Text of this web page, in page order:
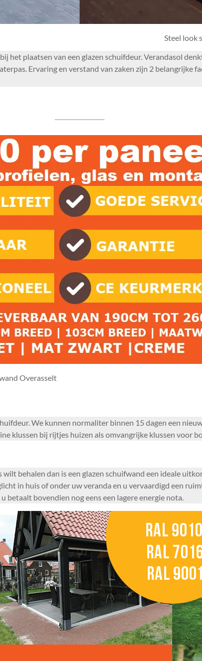
Steel look
het plaatsen van een glazen schuifdeur. Verandasol
Ervaring en verstand van zaken zijn 2 belangrijke
Overasselt
We kunnen normaliter binnen 15 dagen een
klussen bij rijtjes huizen als omvangrijke klussen voor
behalen dan is een glazen schuifwand een ideale
in huis of onder uw veranda en u vervaardigd een
bovendien nog eens een lagere energie nota.